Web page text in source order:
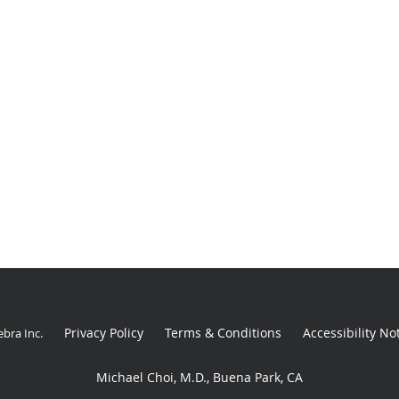
Inc. Privacy Policy Terms & Conditions Accessibility
Michael Choi, M.D., Buena Park, CA